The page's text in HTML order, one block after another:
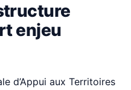
enjeu
d’Appui aux Territoires